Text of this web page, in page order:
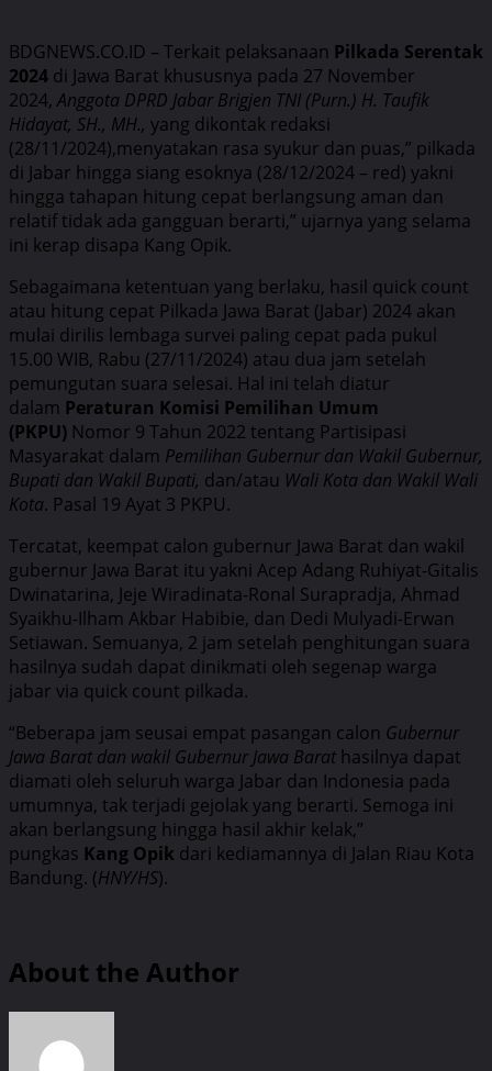
BDGNEWS.CO.ID – Terkait pelaksanaan Pilkada Serentak
2024 di Jawa Barat khususnya pada 27 November
2024,Anggota DPRD Jabar Brigjen TNI (Purn.) H. Taufik
Hidayat, SH., MH., yang dikontak redaksi
(28/11/2024),menyatakan rasa syukur dan puas,” pilkada
di Jabar hingga siang esoknya (28/12/2024 – red) yakni
hingga tahapan hitung cepat berlangsung aman dan
relatif tidak ada gangguan berarti,” ujarnya yang selama
ini kerap disapa Kang Opik.
Sebagaimana ketentuan yang berlaku, hasil quick count
atau hitung cepat Pilkada Jawa Barat (Jabar) 2024 akan
mulai dirilis lembaga survei paling cepat pada pukul
15.00 WIB, Rabu (27/11/2024) atau dua jam setelah
pemungutan suara selesai. Hal ini telah diatur
dalam Peraturan Komisi Pemilihan Umum
(PKPU) Nomor 9 Tahun 2022 tentang Partisipasi
Masyarakat dalam Pemilihan Gubernur dan Wakil Gubernur,
Bupati dan Wakil Bupati, dan/atau Wali Kota dan Wakil Wali
Kota. Pasal 19 Ayat 3 PKPU.
Tercatat, keempat calon gubernur Jawa Barat dan wakil
gubernur Jawa Barat itu yakni Acep Adang Ruhiyat-Gitalis
Dwinatarina, Jeje Wiradinata-Ronal Surapradja, Ahmad
Syaikhu-Ilham Akbar Habibie, dan Dedi Mulyadi-Erwan
Setiawan. Semuanya, 2 jam setelah penghitungan suara
hasilnya sudah dapat dinikmati oleh segenap warga
jabar via quick count pilkada.
“Beberapa jam seusai empat pasangan calon Gubernur
Jawa Barat dan wakil Gubernur Jawa Barathasilnya dapat
diamati oleh seluruh warga Jabar dan Indonesia pada
umumnya, tak terjadi gejolak yang berarti. Semoga ini
akan berlangsung hingga hasil akhir kelak,”
pungkas Kang Opik dari kediamannya di Jalan Riau Kota
Bandung. (HNY/HS).
About the Author